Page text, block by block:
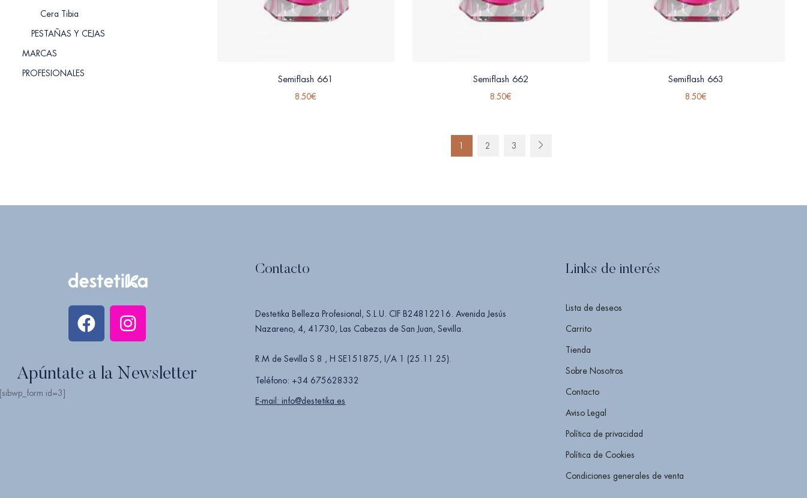
Cera Tibia
PESTAÑAS Y CEJAS
MARCAS
PROFESIONALES
Semiflash 661
8.50€
Semiflash 662
8.50€
Semiflash 663
8.50€
1 2 3
Apúntate a la Newsletter
id=3]
Contacto
Destetika Belleza Profesional, S.L.U. CIF B24812216. Avenida Jesús
Nazareno, 4, 41730, Las Cabezas de San Juan, Sevilla.
R.M de Sevilla S 8 , H SE151875, I/A 1 (25.11.25).
Teléfono: +34 675628332
E-mail: info@destetika.es
Links de interés
Lista de deseos
Carrito
Tienda
Sobre Nosotros
Contacto
Aviso Legal
Política de privacidad
Política de Cookies
Condiciones generales de venta